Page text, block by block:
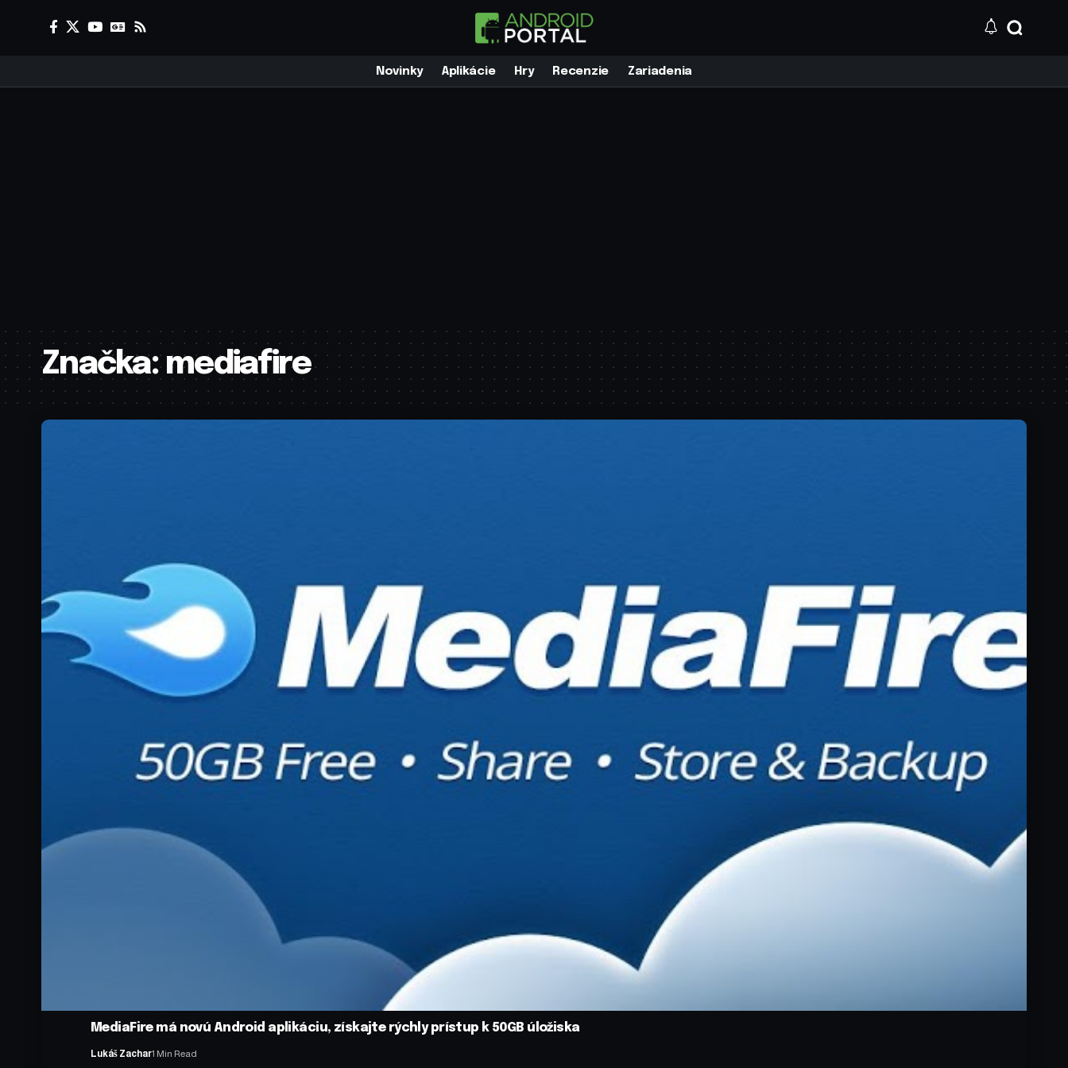
Novinky Aplikácie Hry Recenzie Zariadenia
Značka:mediafire
MediaFire má novú Android aplikáciu, získajte rýchly prístup k 50GB úložiska
Lukáš Zachar1 Min Read